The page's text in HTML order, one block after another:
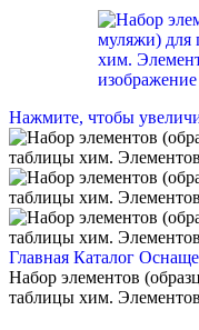
Нажмите, чтобы
Главная Каталог
Набор элементов
таблицы хим.